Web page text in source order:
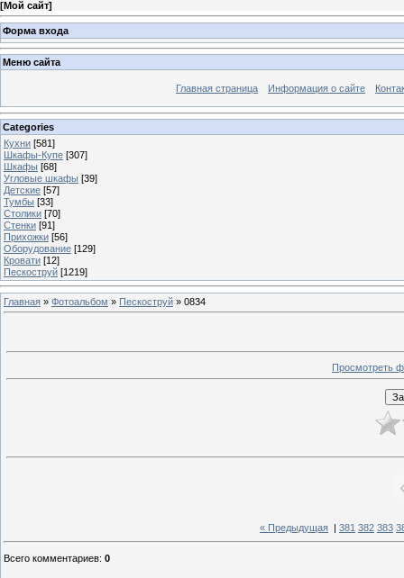
[Мой сайт]
Форма входа
Меню сайта
Главная страница Информация о сайте
Categories
Кухни [581]
Шкафы-Купе [307]
Шкафы [68]
Угловые шкафы [39]
Детские [57]
Тумбы [33]
Столики [70]
Стенки [91]
Прихожки [56]
Оборудование [129]
Кровати [12]
Пескоструй [1219]
Главная » Фотоальбом » Пескоструй » 0834
Просмотреть
« Предыдущая 381 382 383
Всего комментариев: 0